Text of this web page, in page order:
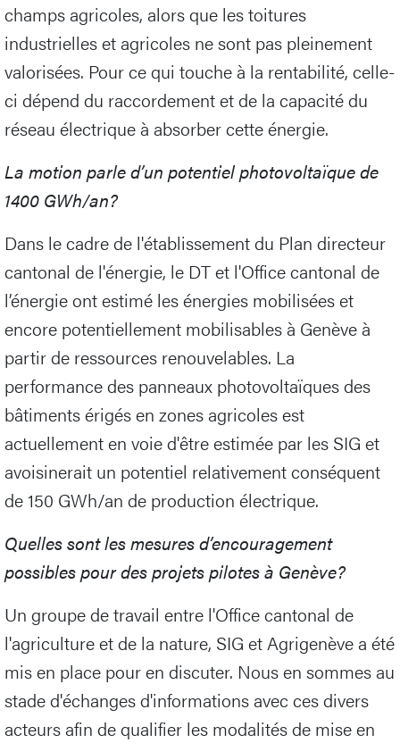
champs agricoles, alors que les toitures
industrielles et agricoles ne sont pas pleinement
valorisées. Pour ce qui touche à la rentabilité, celle-
ci dépend du raccordement et de la capacité du
réseau électrique à absorber cette énergie.
La motion parle d’un potentiel photovoltaïque de
1400 GWh/an?
Dans le cadre de l'établissement du Plan directeur
cantonal de l'énergie, le DT et l'Office cantonal de
l’énergie ont estimé les énergies mobilisées et
encore potentiellement mobilisables à Genève à
partir de ressources renouvelables. La
performance des panneaux photovoltaïques des
bâtiments érigés en zones agricoles est
actuellement en voie d'être estimée par les SIG et
avoisinerait un potentiel relativement conséquent
de 150 GWh/an de production électrique.
Quelles sont les mesures d’encouragement
possibles pour des projets pilotes à Genève?
Un groupe de travail entre l'Office cantonal de
l'agriculture et de la nature, SIG et Agrigenève a été
mis en place pour en discuter. Nous en sommes au
stade d'échanges d'informations avec ces divers
acteurs afin de qualifier les modalités de mise en